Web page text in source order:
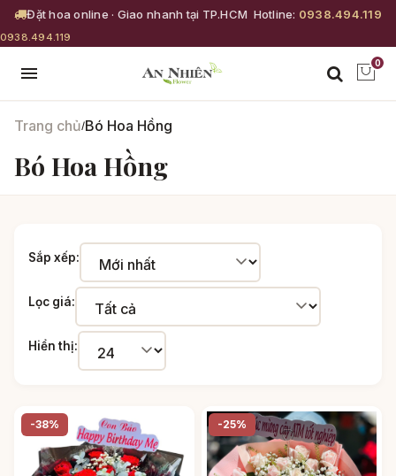
Đặt hoa online · Giao nhanh tại TP.HCM Hotline: 0938.494.119
0938.494.119
0
Trang chủ/Bó Hoa Hồng
Bó Hoa Hồng
Sắp xếp:
Lọc giá:
Hiển thị:
-38% -25%